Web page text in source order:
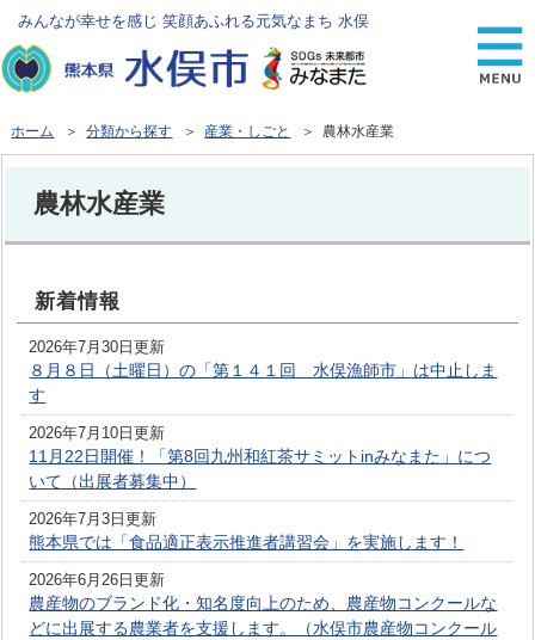
みんなが幸せを感じ 笑顔あふれる元気なまち 水俣
ホーム ＞分類から探す ＞ 産業・しごと ＞ 農林水産業
農林水産業
新着情報
2026年7月30日更新
８月８日（土曜日）の「第１４１回 水俣漁師市」は中止しま
す
2026年7月10日更新
11月22日開催！「第8回九州和紅茶サミットinみなまた」につ
いて（出展者募集中）
2026年7月3日更新
熊本県では「食品適正表示推進者講習会」を実施します！
2026年6月26日更新
農産物のブランド化・知名度向上のため、農産物コンクールな
どに出展する農業者を支援します。（水俣市農産物コンクール